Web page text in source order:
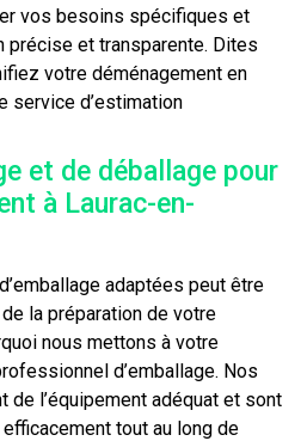
vos besoins spécifiques et
précise et transparente. Dites
votre déménagement en
service d’estimation
et de déballage pour
à Laurac-en-
adaptées peut être
la préparation de votre
nous mettons à votre
d’emballage. Nos
l’équipement adéquat et sont
tout au long de